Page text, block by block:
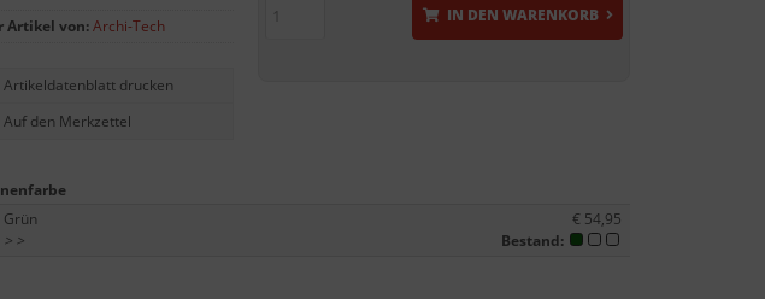
IN DEN WARENKORB
Artikel von:Archi-Tech
Artikeldatenblatt drucken
Grün
€ 54,95
>
Bestand:
>